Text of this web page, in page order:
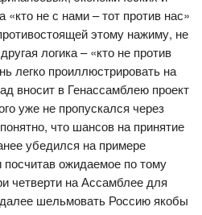
«кто не с нами – тот против нас»
этому нажиму, не
логика – «кто не против
легко проиллюстрировать на
вносит в Генассамблею проект
уже не пропускался через
что шансов на принятие
убедился на примере
ожидаемое по тому
четверти на Ассамблее для
шельмовать Россию якобы